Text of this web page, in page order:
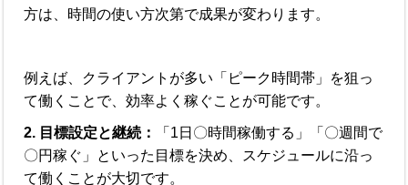
方は、時間の使い方次第で成果が変わります。
例えば、クライアントが多い「ピーク時間帯」を狙っ
て働くことで、効率よく稼ぐことが可能です。
2. 目標設定と継続：
「1日〇時間稼働する」「〇週間で
〇円稼ぐ」といった目標を決め、スケジュールに沿っ
て働くことが大切です。